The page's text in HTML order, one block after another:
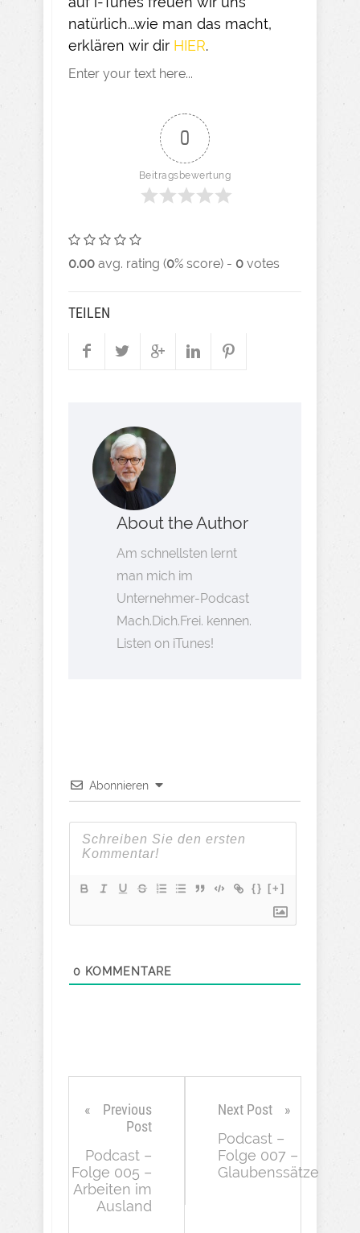
natürlich...wie man das macht,
erklären wir dir HIER.
Enter your text here...
0
Beitragsbewertung
0.00 avg. rating (0% score) - 0 votes
TEILEN
About the Author
Am schnellsten lernt
man mich im
Unternehmer-Podcast
Mach.Dich.Frei. kennen.
Listen on iTunes!
Abonnieren
{} [+]
0 KOMMENTARE
Previous
Post
Podcast –
Folge 005 –
Arbeiten im
Ausland
Next Post
Podcast –
Folge 007 –
Glaubenssätze